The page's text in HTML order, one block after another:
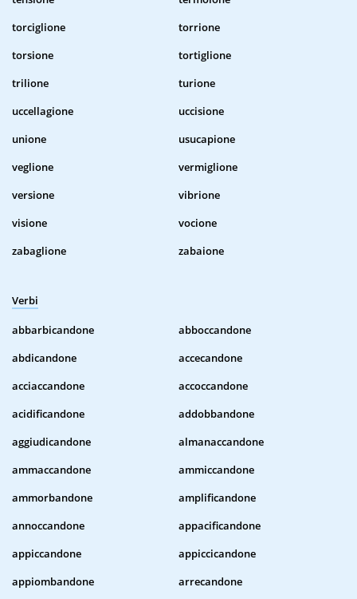
torciglione
torrione
torsione
tortiglione
trilione
turione
uccellagione
uccisione
unione
usucapione
veglione
vermiglione
versione
vibrione
visione
vocione
zabaglione
zabaione
Verbi
abbarbicandone
abboccandone
abdicandone
accecandone
acciaccandone
accoccandone
acidificandone
addobbandone
aggiudicandone
almanaccandone
ammaccandone
ammiccandone
ammorbandone
amplificandone
annoccandone
appacificandone
appiccandone
appiccicandone
appiombandone
arrecandone